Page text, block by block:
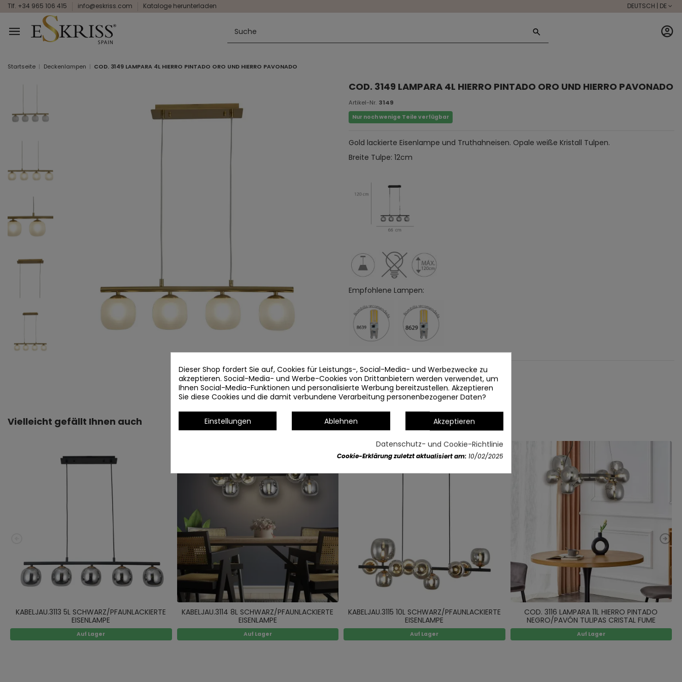
Tlf. +34 965 106 415 info@eskriss.com Kataloge herunterladen DEUTSCH | DE
Startseite Deckenlampen COD. 3149 LAMPARA 4L HIERRO PINTADO ORO UND HIERRO PAVONADO
COD. 3149 LAMPARA 4L HIERRO PINTADO ORO UND HIERRO PAVONADO
Artikel-Nr. 3149
Nur noch wenige Teile verfügbar
Gold lackierte Eisenlampe und Truthahneisen. Opale weiße Kristall Tulpen.
Breite Tulpe: 12cm
Empfohlene Lampen:
Artikeldetails
Vielleicht gefällt Ihnen auch
KABELJAU.3113 5L SCHWARZ/PFAUNLACKIERTE
EISENLAMPE
Auf Lager
KABELJAU.3114 8L SCHWARZ/PFAUNLACKIERTE
EISENLAMPE
Auf Lager
KABELJAU.3115 10L SCHWARZ/PFAUNLACKIERTE
EISENLAMPE
Auf Lager
COD. 3116 LAMPARA 11L HIERRO PINTADO
NEGRO/PAVÓN TULIPAS CRISTAL FUME
Auf Lager
Dieser Shop fordert Sie auf, Cookies für Leistungs-, Social-Media- und Werbezwecke zu
akzeptieren. Social-Media- und Werbe-Cookies von Drittanbietern werden verwendet, um
Ihnen Social-Media-Funktionen und personalisierte Werbung bereitzustellen. Akzeptieren
Sie diese Cookies und die damit verbundene Verarbeitung personenbezogener Daten?
Einstellungen Ablehnen Akzeptieren
Datenschutz- und Cookie-Richtlinie
Cookie-Erklärung zuletzt aktualisiert am: 10/02/2025